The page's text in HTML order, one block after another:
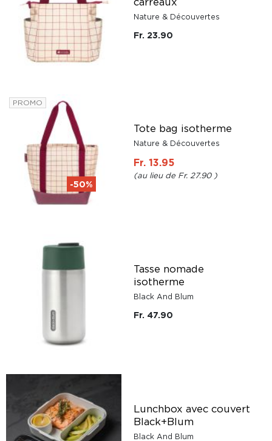
Nature & Découvertes
Fr. 23.90
PROMO
Tote bag isotherme
Nature & Découvertes
Fr. 13.95
Fr. 27.90
-50%
Tasse nomade
isotherme
Black And Blum
Fr. 47.90
Lunchbox avec couvert
Black+Blum
Black And Blum